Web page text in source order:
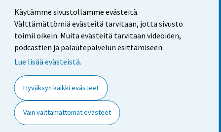
Käytämme sivustollamme evästeitä.
Välttämättömiä evästeitä tarvitaan, jotta sivusto
toimii oikein. Muita evästeitä tarvitaan videoiden,
podcastien ja palautepalvelun esittämiseen.
Lue lisää evästeistä.
Hyväksyn kaikki evästeet
Vain välttämättömät evästeet
Palaute
Käyttöehdot
Saavutettavuus
Tietoa sivustosta
Evästeasetukset